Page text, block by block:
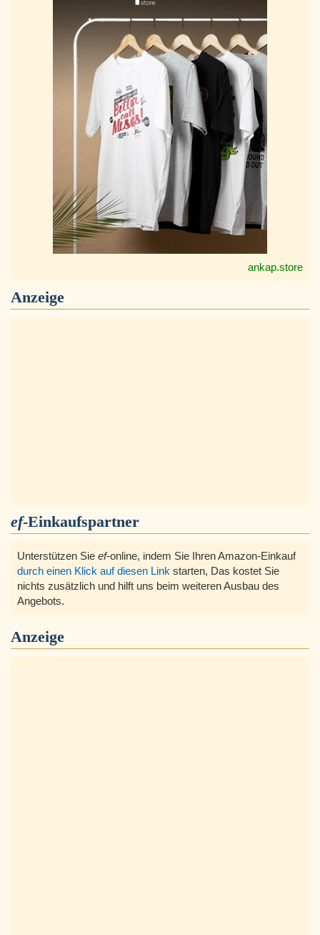
ankap.store
Anzeige
ef-Einkaufspartner
Unterstützen Sie ef-online, indem Sie Ihren Amazon-Einkauf
durch einen Klick auf diesen Link starten, Das kostet Sie
nichts zusätzlich und hilft uns beim weiteren Ausbau des
Angebots.
Anzeige